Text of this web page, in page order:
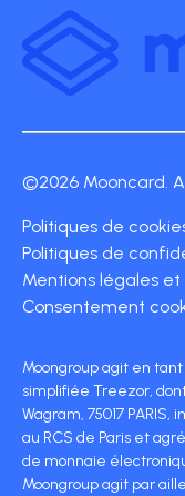
©2026 Mooncard.
Politiques de
Politiques de
Mentions légales
Consentement
Moongroup agit en
simplifiée Treezor,
Wagram, 75017
au RCS de Paris et
de monnaie
Moongroup agit par